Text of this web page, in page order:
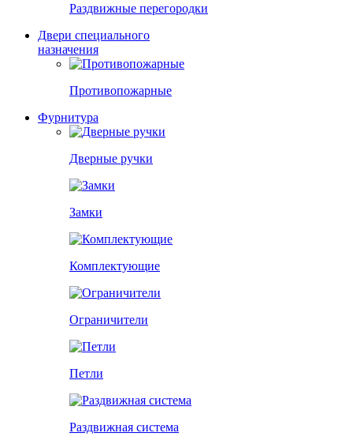
Раздвижные перегородки
Двери специального
назначения
Противопожарные
Фурнитура
Дверные ручки
Замки
Комплектующие
Ограничители
Петли
Раздвижная система